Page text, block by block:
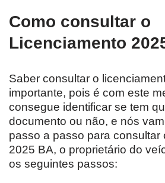
Como consultar o
Licenciamento
Saber consultar o
importante, pois é com este
consegue identificar se tem
documento ou não, e nós
passo a passo para consultar
2025 BA, o proprietário do
os seguintes passos: